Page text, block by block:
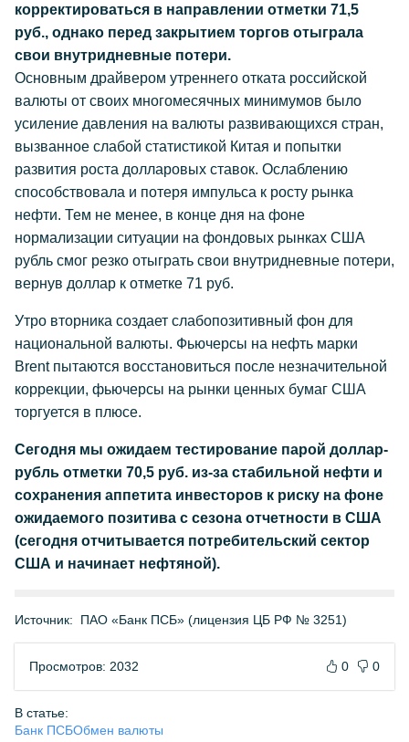
корректироваться в направлении отметки 71,5
руб., однако перед закрытием торгов отыграла
свои внутридневные потери.
Основным драйвером утреннего отката российской
валюты от своих многомесячных минимумов было
усиление давления на валюты развивающихся стран,
вызванное слабой статистикой Китая и попытки
развития роста долларовых ставок. Ослаблению
способствовала и потеря импульса к росту рынка
нефти. Тем не менее, в конце дня на фоне
нормализации ситуации на фондовых рынках США
рубль смог резко отыграть свои внутридневные потери,
вернув доллар к отметке 71 руб.
Утро вторника создает слабопозитивный фон для
национальной валюты. Фьючерсы на нефть марки
Brent пытаются восстановиться после незначительной
коррекции, фьючерсы на рынки ценных бумаг США
торгуется в плюсе.
Сегодня мы ожидаем тестирование парой доллар-
рубль отметки 70,5 руб. из-за стабильной нефти и
сохранения аппетита инвесторов к риску на фоне
ожидаемого позитива с сезона отчетности в США
(сегодня отчитывается потребительский сектор
США и начинает нефтяной).
Источник: ПАО «Банк ПСБ» (лицензия ЦБ РФ № 3251)
Просмотров: 2032 0 0
В статье:
Банк ПСБОбмен валюты